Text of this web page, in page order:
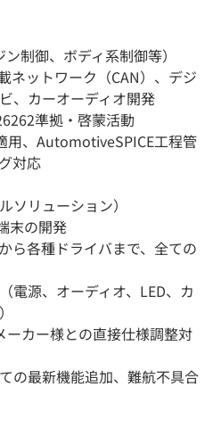
制御、ボディ系制御等）
ネットワーク（CAN）、デジ
、カーオーディオ開発
準拠・啓蒙活動
用、AutomotiveSPICE工程管
対応
リューション）
末の開発
ら各種ドライバまで、全ての
電源、オーディオ、LED、カ
カー様との直接仕様調整対
の最新機能追加、難航不具合